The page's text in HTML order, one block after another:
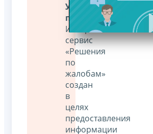
Уважаемые
пользователи!
Интернет-
сервис
«Решения
по
жалобам»
создан
в
целях
предоставления
информации